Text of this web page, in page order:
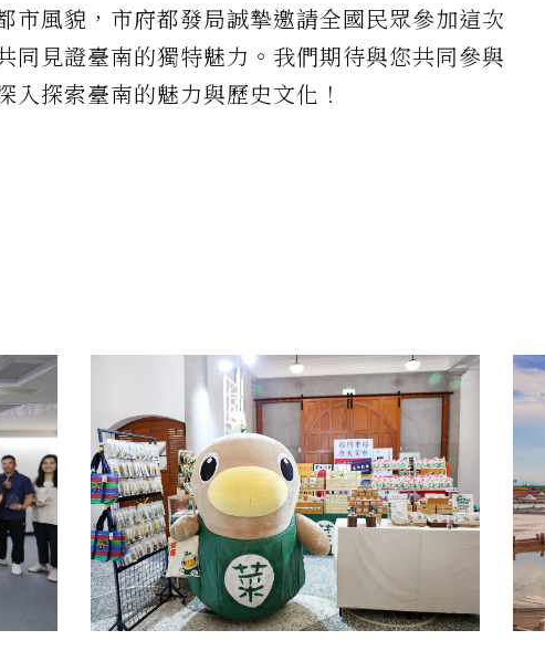
市風貌，市府都發局誠摯邀請全國民眾參加這次
同見證臺南的獨特魅力。我們期待與您共同參與
探索臺南的魅力與歷史文化！